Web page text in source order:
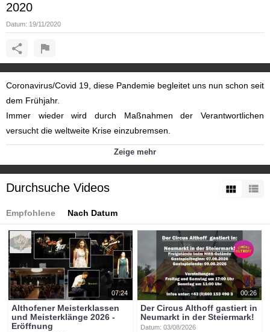
2020
Datum: 19/11/2020
Coronavirus/Covid 19, diese Pandemie begleitet uns nun schon seit
dem Frühjahr.
Immer wieder wird durch Maßnahmen der Verantwortlichen
versucht die weltweite Krise einzubremsen.
Schon im September hat man sich beim Verein Teiflbruat Althofen
Für uns Grund genug um einen Beitrag mit Archivaufnahmen aus
dem Vorjahr zu gestalten.
Kategorien:
Themen
Themen » Tourismus
Themen » Veranstaltungen
Themen
» Wirtschaft
Tags:
btv-kärnten
krampus perchenlauf althofen
teiflbruat
teiflbruat_althofen
Zeige mehr
Durchsuche Videos
Empfohlene Nach Datum
07:24
Althofener Meisterklassen
und Meisterklänge 2026 -
Eröffnung
00:26
Der Circus Althoff gastiert in
Neumarkt in der Steiermark!
Datum: 03/08/2026